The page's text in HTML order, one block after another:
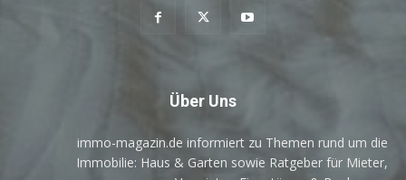
Über Uns
immo-magazin.de informiert zu Themen rund um die
Immobilie: Haus & Garten sowie Ratgeber für Mieter,